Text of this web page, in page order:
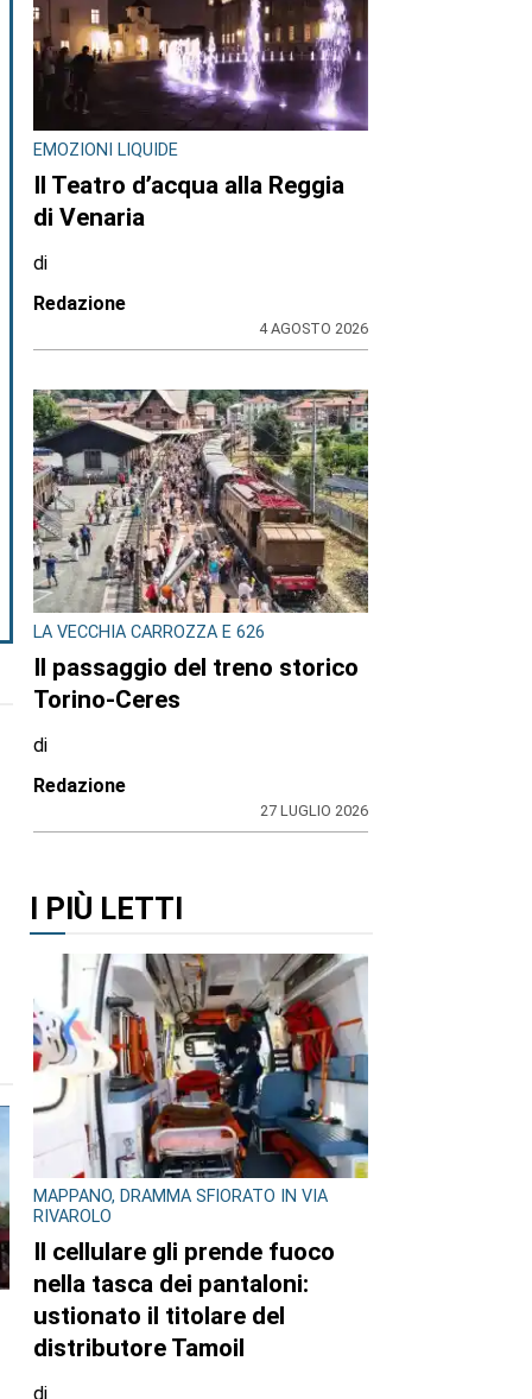
EMOZIONI LIQUIDE
Il Teatro d’acqua alla Reggia
di Venaria
di
Redazione
4 AGOSTO 2026
LA VECCHIA CARROZZA E 626
Il passaggio del treno storico
Torino-Ceres
di
Redazione
27 LUGLIO 2026
I PIÙ LETTI
MAPPANO, DRAMMA SFIORATO IN VIA
RIVAROLO
Il cellulare gli prende fuoco
nella tasca dei pantaloni:
ustionato il titolare del
distributore Tamoil
di